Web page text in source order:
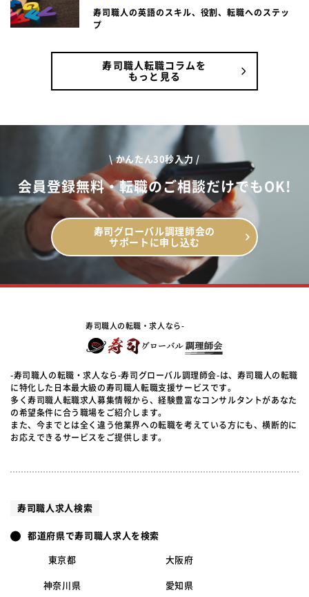
寿司職人の英語のスキル、役割、転職へのステッ
プ
寿司職人転職コラムを
もっと見る
\ かんたん30秒入力 /
会員登録無料・転職のご相談だけでもOK!
寿司グローバル調理師会の
サポートに申し込む
寿司職人の転職・求人なら-
-寿司職人の転職・求人なら-寿司グローバル調理師会-は、寿司職人の転職
に特化した日本最大級の寿司職人転職支援サービスです。
多く寿司職人転職求人募集情報から、経験豊富なコンサルタントがあなた
の希望条件に合う職場をご紹介します。
また、今までとは全く違う他業界への転職を考えている方にも、横断的に
お応えできるサービスをご提供します。
寿司職人求人検索
都道府県で寿司職人求人を検索
東京都 大阪府
神奈川県 愛知県